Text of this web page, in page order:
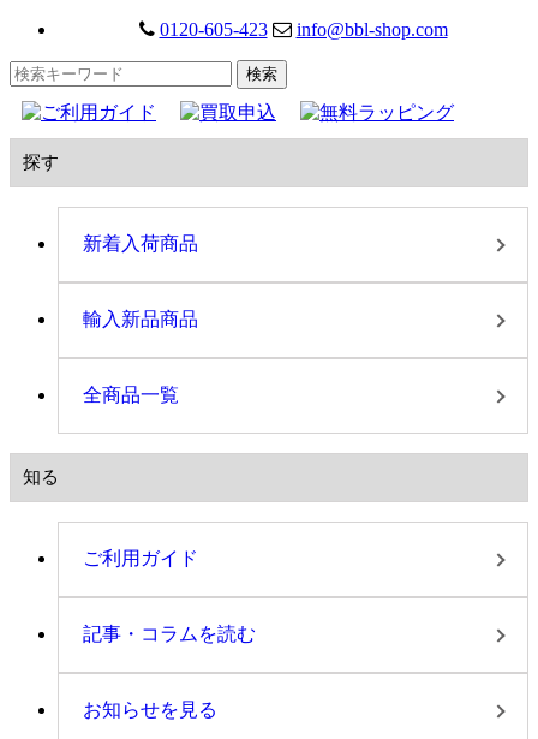
0120-605-423 info@bbl-shop.com
探す
新着入荷商品
輸入新品商品
全商品一覧
知る
ご利用ガイド
記事・コラムを読む
お知らせを見る